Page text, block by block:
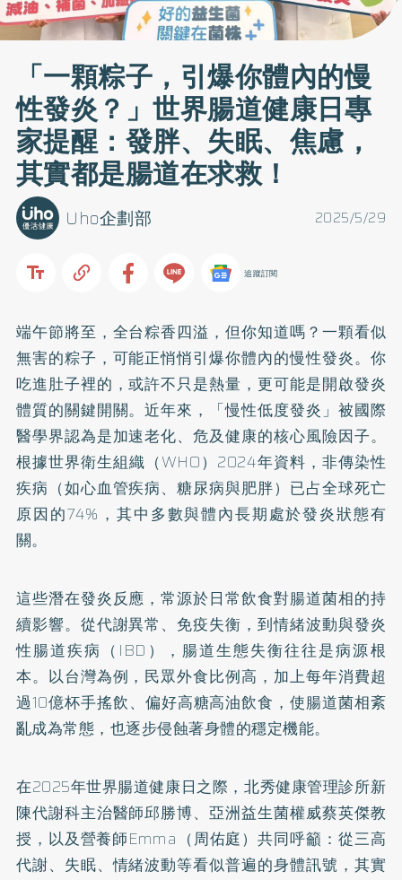
「一顆粽子，引爆你體內的慢
性發炎？」世界腸道健康日專
家提醒：發胖、失眠、焦慮，
其實都是腸道在求救！
2025/5/29
Uho企劃部
追蹤訂閱
端午節將至，全台粽香四溢，但你知道嗎？一顆看似
無害的粽子，可能正悄悄引爆你體內的慢性發炎。你
吃進肚子裡的，或許不只是熱量，更可能是開啟發炎
體質的關鍵開關。近年來，「慢性低度發炎」被國際
醫學界認為是加速老化、危及健康的核心風險因子。
根據世界衛生組織（WHO）2024年資料，非傳染性
疾病（如心血管疾病、糖尿病與肥胖）已占全球死亡
原因的74%，其中多數與體內長期處於發炎狀態有
關。
這些潛在發炎反應，常源於日常飲食對腸道菌相的持
續影響。從代謝異常、免疫失衡，到情緒波動與發炎
性腸道疾病（IBD），腸道生態失衡往往是病源根
本。以台灣為例，民眾外食比例高，加上每年消費超
過10億杯手搖飲、偏好高糖高油飲食，使腸道菌相紊
亂成為常態，也逐步侵蝕著身體的穩定機能。
在2025年世界腸道健康日之際，北秀健康管理診所新
陳代謝科主治醫師邱勝博、亞洲益生菌權威蔡英傑教
授，以及營養師Emma（周佑庭）共同呼籲：從三高
代謝、失眠、情緒波動等看似普遍的身體訊號，其實